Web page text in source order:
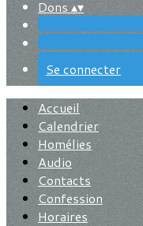
Dons▴▾
Se connecter
Accueil
Calendrier
Homélies
Audio
Contacts
Confession
Horaires